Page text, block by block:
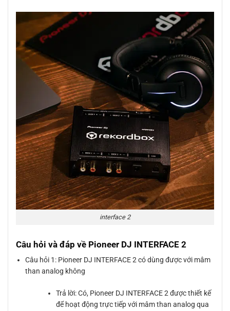
interface 2
Câu hỏi và đáp về Pioneer DJ INTERFACE 2
Câu hỏi 1: Pioneer DJ INTERFACE 2 có dùng được với mâm
than analog không
Trả lời: Có, Pioneer DJ INTERFACE 2 được thiết kế
để hoạt động trực tiếp với mâm than analog qua